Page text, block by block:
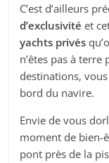
C’est d’ailleurs
d’exclusivité et
yachts privés
n’êtes pas à
destinations,
bord du navire.
Envie de vous
moment de bien-
pont près de la